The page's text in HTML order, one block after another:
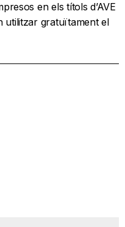
en els títols d’AVE
utilitzar gratuïtament el